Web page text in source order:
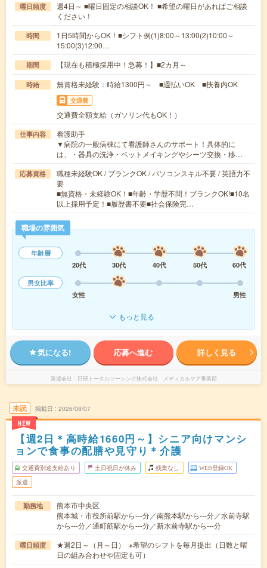
曜日頻度
週4日～ ■曜日固定の相談OK！ ■希望の曜日があればご相談
ください！
時間
1日5時間からOK！■シフト例(1)8:00～13:00(2)10:00～
15:00(3)12:00…
期間 【現在も積極採用中！急募！】■2カ月～
時給 無資格未経験：時給1300円～ ■週払いOK ■扶養内OK
交通費
交通費全額支給（ガソリン代もOK！）
仕事内容
看護助手
▼病院の一般病棟にて看護師さんのサポート！具体的に
は、・器具の洗浄・ベットメイキングやシーツ交換・移…
応募資格
職種未経験OK / ブランクOK / パソコンスキル不要 / 英語力不
要
■無資格・未経験OK！■年齢・学歴不問！ブランクOK!■10名
以上採用予定！■履歴書不要■社会保険完…
職場の雰囲気
年齢層
20代
30代 40代 50代
60代
男女比率
女性
男性
もっと見る
気になる! 応募へ進む 詳しく見る
派遣会社 日研トータルソーシング株式会社 メディカルケア事業部
未読
NEW
掲載日 2026/08/07
【週2日＊高時給1660円～】シニア向けマンシ
ョンで食事の配膳や見守り＊介護
交通費別途支給あり 土日祝日が休み 残業なし WEB登録OK
派遣
勤務地
熊本市中央区
熊本城・市役所前駅から---分／南熊本駅から---分／水前寺駅
から---分／通町筋駅から---分／新水前寺駅から---分
曜日頻度
★週2日～（月～日） ※希望のシフトを毎月提出（日数と曜
日の組み合わせや固定も可）